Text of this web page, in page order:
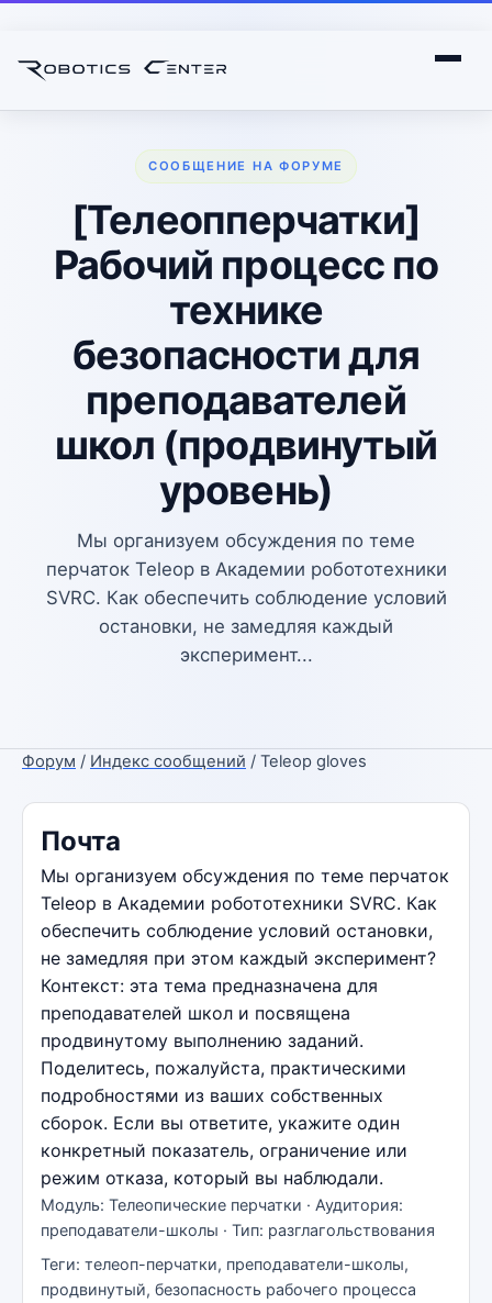
СООБЩЕНИЕ НА ФОРУМЕ
[Телеопперчатки]
Рабочий процесс по
технике
безопасности для
преподавателей
школ (продвинутый
уровень)
Мы организуем обсуждения по теме
перчаток Teleop в Академии робототехники
SVRC. Как обеспечить соблюдение условий
остановки, не замедляя каждый
эксперимент...
Форум / Индекс сообщений / Teleop gloves
Почта
Мы организуем обсуждения по теме перчаток
Teleop в Академии робототехники SVRC. Как
обеспечить соблюдение условий остановки,
не замедляя при этом каждый эксперимент?
Контекст: эта тема предназначена для
преподавателей школ и посвящена
продвинутому выполнению заданий.
Поделитесь, пожалуйста, практическими
подробностями из ваших собственных
сборок. Если вы ответите, укажите один
конкретный показатель, ограничение или
режим отказа, который вы наблюдали.
Модуль: Телеопические перчатки · Аудитория:
преподаватели-школы · Тип: разглагольствования
Теги: телеоп-перчатки, преподаватели-школы,
продвинутый, безопасность рабочего процесса